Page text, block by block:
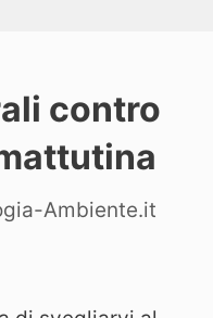
contro
Ambiente.it